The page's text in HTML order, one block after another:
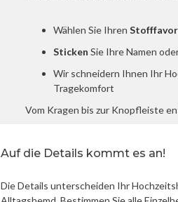
Wählen Sie Ihren
Sticken Sie Ihre Namen
Wir schneidern Ihnen Ihr
Tragekomfort
Vom Kragen bis zur Knopfleiste
Auf die Details kommt es an!
Die Details unterscheiden Ihr